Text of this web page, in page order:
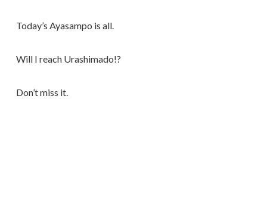
Today’s Ayasampo is all.
Will I reach Urashimado!?
Don’t miss it.